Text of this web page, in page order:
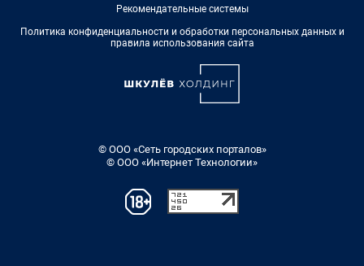
Рекомендательные системы
Политика конфиденциальности и обработки персональных данных и
правила использования сайта
© ООО «Сеть городских порталов»
© ООО «Интернет Технологии»